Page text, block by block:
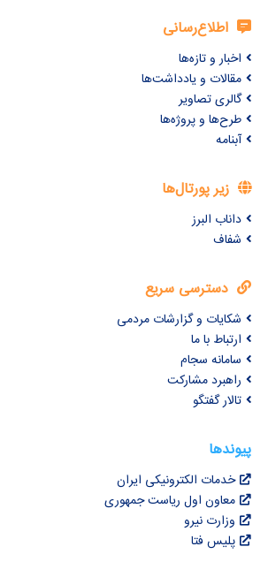
اطلاع‌رسانی
اخبار و تازه‌ها
مقالات و یادداشت‌ها
گالری تصاویر
طرح‌ها و پروژه‌ها
آبنامه
زیر پورتال‌ها
داناب البرز
شفاف
دسترسی سریع
شکایات و گزارشات مردمی
ارتباط با ما
سامانه سجام
راهبرد مشارکت
تالار گفتگو
پیوندها
خدمات الکترونیکی ایران
معاون اول ریاست جمهوری
وزارت نیرو
پلیس فتا